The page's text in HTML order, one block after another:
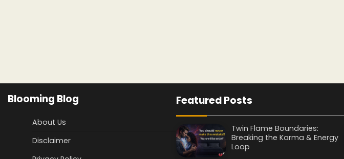
Blooming Blog
About Us
Disclaimer
Featured Posts
Twin Flame Boundaries:
Breaking the Karma & Energy
Loop